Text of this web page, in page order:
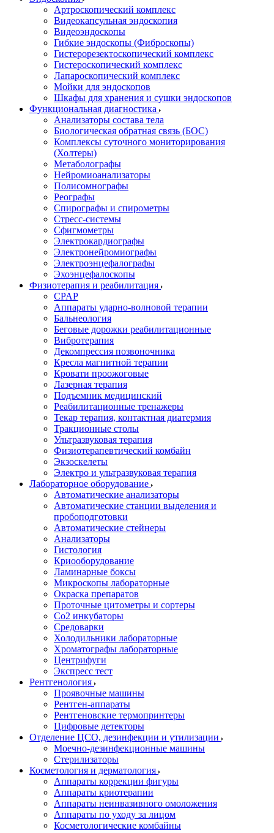
Артроскопический комплекс
Видеокапсульная эндоскопия
Видеоэндоскопы
Гибкие эндоскопы (Фиброcкопы)
Гистерорезектоскопический комплекс
Гистероскопический комплекс
Лапароскопический комплекс
Мойки для эндоскопов
Шкафы для хранения и сушки эндоскопов
Функциональная диагностика
Анализаторы состава тела
Биологическая обратная связь (БОС)
Комплексы суточного мониторирования
(Холтеры)
Метаболографы
Нейромиоанализаторы
Полисомнографы
Реографы
Спирографы и спирометры
Стресс-системы
Сфигмометры
Электрокардиографы
Электронейромиографы
Электроэнцефалографы
Эхоэнцефалоскопы
Физиотерапия и реабилитация
CPAP
Аппараты ударно-волновой терапии
Бальнеология
Беговые дорожки реабилитационные
Вибротерапия
Декомпрессия позвоночника
Кресла магнитной терапии
Кровати проожоговые
Лазерная терапия
Подъемник медицинский
Реабилитационные тренажеры
Текар терапия, контактная диатермия
Тракционные столы
Ультразвуковая терапия
Физиотерапевтический комбайн
Экзоскелеты
Электро и ультразвуковая терапия
Лабораторное оборудование
Автоматические анализаторы
Автоматические станции выделения и
пробоподготовки
Автоматические стейнеры
Анализаторы
Гистология
Криооборудование
Ламинарные боксы
Микроскопы лабораторные
Окраска препаратов
Проточные цитометры и сортеры
Со2 инкубаторы
Средоварки
Холодильники лабораторные
Хроматографы лабораторные
Центрифуги
Экспресс тест
Рентгенология
Проявочные машины
Рентген-аппараты
Рентгеновские термопринтеры
Цифровые детекторы
Отделение ЦСО, дезинфекции и утилизации
Моечно-дезинфекционные машины
Стерилизаторы
Косметология и дерматология
Аппараты коррекции фигуры
Аппараты криотерапии
Аппараты неинвазивного омоложения
Аппараты по уходу за лицом
Косметологические комбайны